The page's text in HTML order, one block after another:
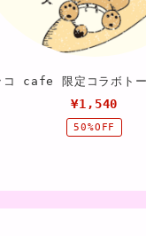
¥1,540
50%OFF